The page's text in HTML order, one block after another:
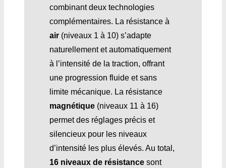
combinant deux technologies
complémentaires. La résistance à
air(niveaux 1 à 10) s’adapte
naturellement et automatiquement
à l’intensité de la traction, offrant
une progression fluide et sans
limite mécanique. La résistance
magnétique(niveaux 11 à 16)
permet des réglages précis et
silencieux pour les niveaux
d’intensité les plus élevés. Au total,
16 niveaux de résistancesont